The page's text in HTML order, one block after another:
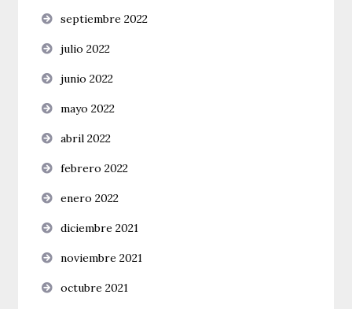
septiembre 2022
julio 2022
junio 2022
mayo 2022
abril 2022
febrero 2022
enero 2022
diciembre 2021
noviembre 2021
octubre 2021